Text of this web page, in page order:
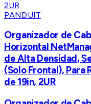
PANDUIT
Organizador de
Horizontal
de Alta Densidad,
(Solo Frontal), Para
de 19in, 2UR